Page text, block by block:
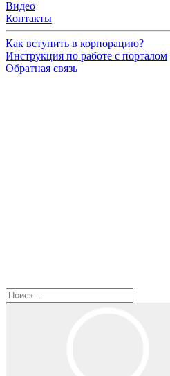
Видео
Контакты
Как вступить в корпорацию?
Инструкция по работе с порталом
Обратная связь